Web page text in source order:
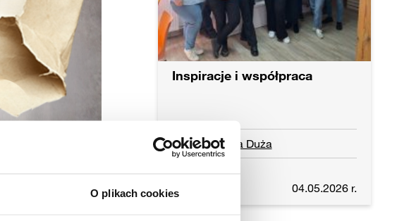
O plikach cookies
Inspiracje i współpraca
Niedrzwica Duża
04.05.2026 r.